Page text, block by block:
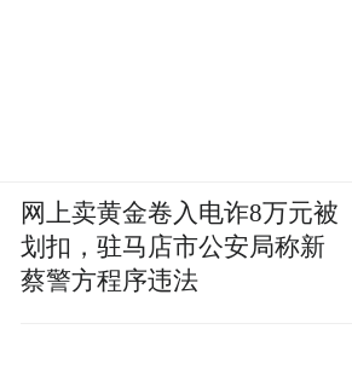
网上卖黄金卷入电诈8万元被
划扣，驻马店市公安局称新
蔡警方程序违法